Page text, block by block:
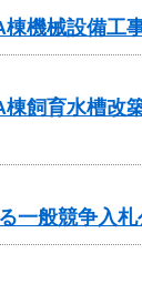
機械設備工
飼育水槽改
一般競争入札